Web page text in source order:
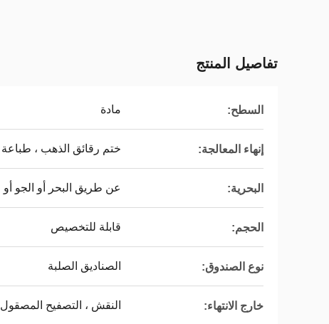
تفاصيل المنتج
السطح: مادة
إنهاء المعالجة: ختم رقائق الذهب ، طباعة
البحرية: عن طريق البحر أو الجو
الحجم: قابلة للتخصيص
نوع الصندوق: الصناديق الصلبة
خارج الانتهاء: النقش ، التصفيح المصقول